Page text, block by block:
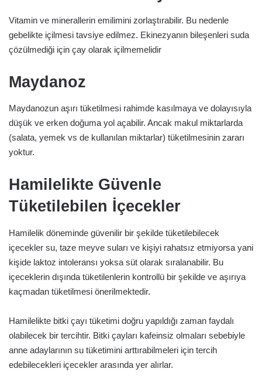
Vitamin ve minerallerin emilimini zorlaştırabilir. Bu nedenle
gebelikte içilmesi tavsiye edilmez. Ekinezyanın bileşenleri suda
çözülmediği için çay olarak içilmemelidir
Maydanoz
Maydanozun aşırı tüketilmesi rahimde kasılmaya ve dolayısıyla
düşük ve erken doğuma yol açabilir. Ancak makul miktarlarda
(salata, yemek vs de kullanılan miktarlar) tüketilmesinin zararı
yoktur.
Hamilelikte Güvenle
Tüketilebilen İçecekler
Hamilelik döneminde güvenilir bir şekilde tüketilebilecek
içecekler su, taze meyve suları ve kişiyi rahatsız etmiyorsa yani
kişide laktoz intoleransı yoksa süt olarak sıralanabilir. Bu
içeceklerin dışında tüketilenlerin kontrollü bir şekilde ve aşırıya
kaçmadan tüketilmesi önerilmektedir.
Hamilelikte bitki çayı tüketimi doğru yapıldığı zaman faydalı
olabilecek bir tercihtir. Bitki çayları kafeinsiz olmaları sebebiyle
anne adaylarının su tüketimini arttırabilmeleri için tercih
edebilecekleri içecekler arasında yer alırlar.